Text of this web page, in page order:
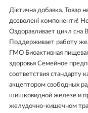
Дієтична добавка. Товар
дозволені компоненти!
Оздоравливает цикл сна
Поддерживает работу
ГМО Биоактивная
здоровья Семейное
соответствия стандарту
акцептором свободных
шишковидной железе и
желудочно-кишечном